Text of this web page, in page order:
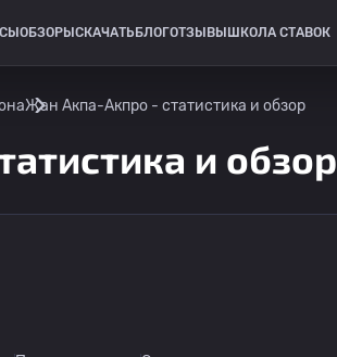
ОБЗОРЫ СКАЧАТЬ БЛОГОТЗЫВЫ ШКОЛА СТАВОК
Жан Акпа-Акпро - статистика и обзор
и обзор